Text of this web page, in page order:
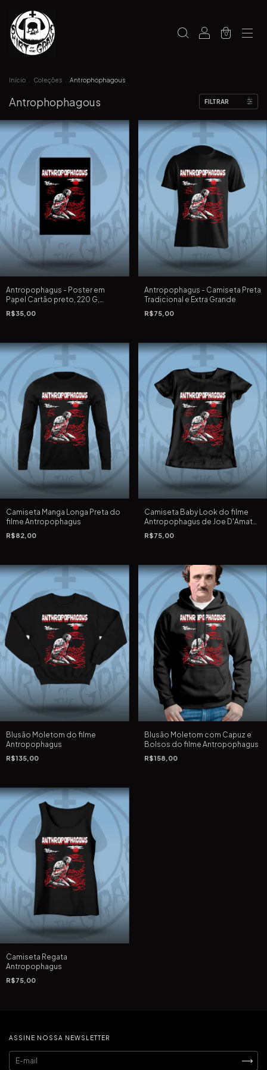
0
Início Coleções Antrophophagous
Antrophophagous FILTRAR
Antropophagus - Poster em
Papel Cartão preto, 220 G,
33X48 cm em silk screen com a
arte do filme Antropophagus
R$35,00
Antropophagus - Camiseta Preta
Tradicional e Extra Grande
R$75,00
Camiseta Manga Longa Preta do
filme Antropophagus
R$82,00
Camiseta Baby Look do filme
Antropophagus de Joe D'Amato
de 1980
R$75,00
Blusão Moletom do filme
Antropophagus
R$135,00
Blusão Moletom com Capuz e
Bolsos do filme Antropophagus
R$158,00
Camiseta Regata
Antropophagus
R$75,00
ASSINE NOSSA NEWSLETTER